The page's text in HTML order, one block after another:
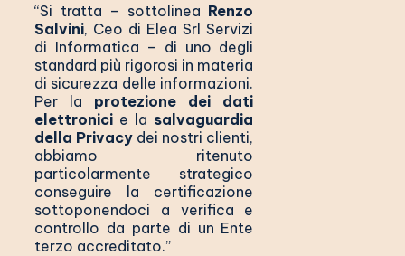
“Si tratta – sottolinea Renzo
Salvini, Ceo di Elea Srl Servizi
di Informatica – di uno degli
standard più rigorosi in materia
di sicurezza delle informazioni.
Per la protezione dei dati
elettronici e la salvaguardia
della Privacy dei nostri clienti,
abbiamo ritenuto
particolarmente strategico
conseguire la certificazione
sottoponendoci a verifica e
controllo da parte di un Ente
terzo accreditato.”